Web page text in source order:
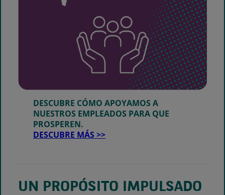
DESCUBRE CÓMO APOYAMOS A
NUESTROS EMPLEADOS PARA QUE
PROSPEREN.
DESCUBRE MÁS >>
UN PROPÓSITO IMPULSADO